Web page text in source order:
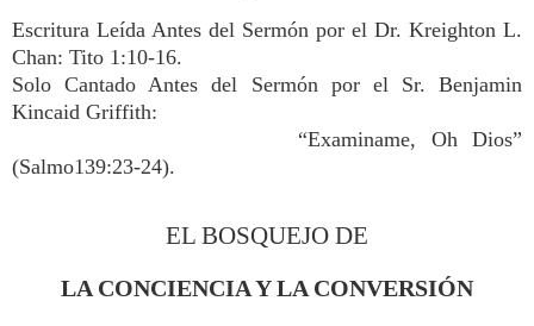
Escritura Leída Antes del Sermón por el Dr. Kreighton L.
Chan: Tito 1:10-16.
Solo Cantado Antes del Sermón por el Sr. Benjamin
Kincaid Griffith:
“Examiname, Oh Dios”
(Salmo139:23-24).
EL BOSQUEJO DE
LA CONCIENCIA Y LA CONVERSIÓN